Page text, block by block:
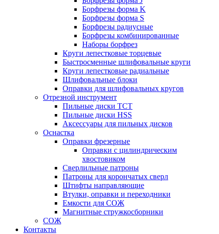
Борфрезы форма K
Борфрезы форма S
Борфрезы радиусные
Борфрезы комбинированные
Наборы борфрез
Круги лепестковые торцевые
Быстросменные шлифовальные круги
Круги лепестковые радиальные
Шлифовальные блоки
Оправки для шлифовальных кругов
Отрезной инструмент
Пильные диски ТСТ
Пильные диски HSS
Аксессуары для пильных дисков
Оснастка
Оправки фрезерные
Оправки с цилиндрическим
хвостовиком
Сверлильные патроны
Патроны для корончатых сверл
Штифты направляющие
Втулки, оправки и переходники
Емкости для СОЖ
Магнитные стружкосборники
СОЖ
Контакты